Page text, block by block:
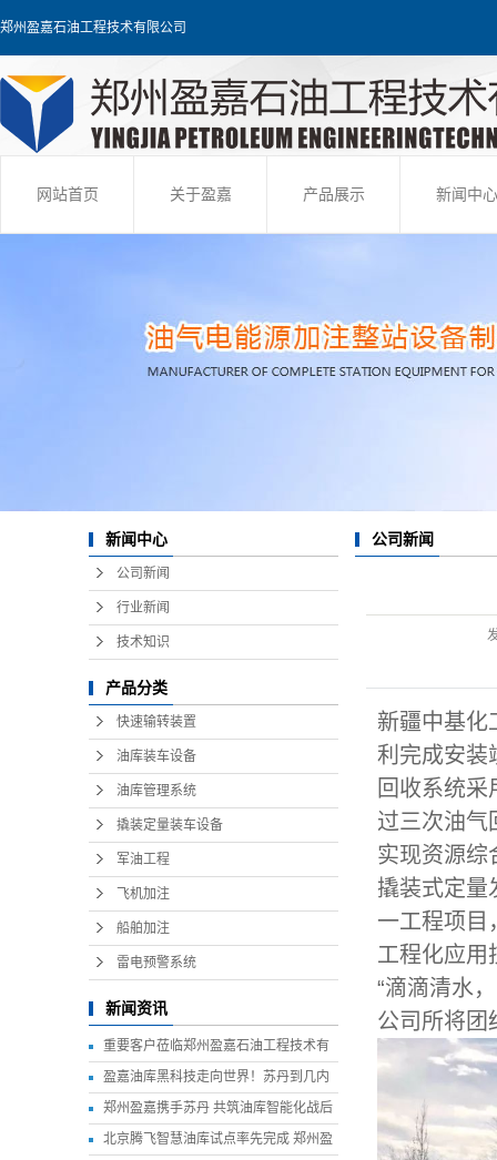
郑州盈嘉石油工程技术有限公司
网站首页 关于盈嘉 产品展示
油库管理系统
撬装定量装车设备
船舶加注
雷电预警系统
新闻中心
技术知识
新闻中心
公司新闻
行业新闻
技术知识
产品分类
快速输转装置
油库装车设备
油库管理系统
撬装定量装车设备
军油工程
飞机加注
船舶加注
雷电预警系统
新闻资讯
重要客户莅临郑州盈嘉石油工程技术有
限公司参观考察 共谋智慧油库建设新篇
章
盈嘉油库黑科技走向世界！苏丹到几内
亚，国际项目遍地开花
郑州盈嘉携手苏丹 共筑油库智能化战后
恢复之路
北京腾飞智慧油库试点率先完成 郑州盈
公司新闻
新疆中基化
利完成安装
回收系统
过三次油气
实现资源
撬装式定量
一工程项目
工程化应用
“滴滴清水
公司所将团